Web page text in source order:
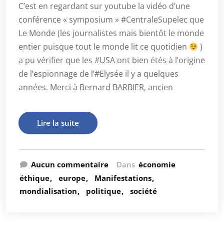
C’est en regardant sur youtube la vidéo d’une
conférence « symposium » #CentraleSupelec que
Le Monde (les journalistes mais bientôt le monde
entier puisque tout le monde lit ce quotidien
)
a pu vérifier que les #USA ont bien étés à l’origine
de l’espionnage de l’#Elysée il y a quelques
années. Merci à Bernard BARBIER, ancien
Lire la suite
Aucun commentaire Dans économie
éthique
europe
Manifestations
mondialisation
politique société